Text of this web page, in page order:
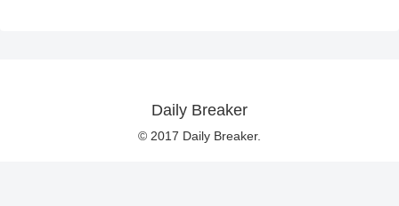
Daily Breaker
© 2017 Daily Breaker.